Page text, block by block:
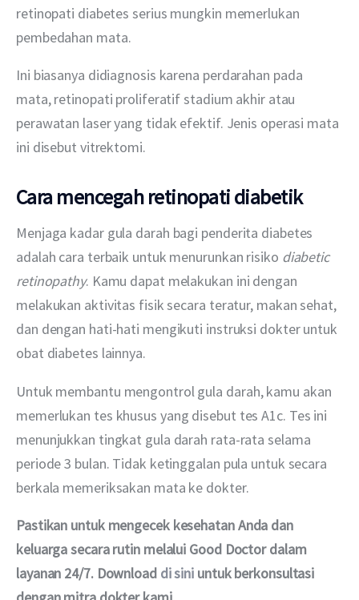
retinopati diabetes serius mungkin memerlukan
pembedahan mata.
Ini biasanya didiagnosis karena perdarahan pada
mata, retinopati proliferatif stadium akhir atau
perawatan laser yang tidak efektif. Jenis operasi mata
ini disebut vitrektomi.
Cara mencegah retinopati diabetik
Menjaga kadar gula darah bagi penderita diabetes
adalah cara terbaik untuk menurunkan risiko diabetic
retinopathy. Kamu dapat melakukan ini dengan
melakukan aktivitas fisik secara teratur, makan sehat,
dan dengan hati-hati mengikuti instruksi dokter untuk
obat diabetes lainnya.
Untuk membantu mengontrol gula darah, kamu akan
memerlukan tes khusus yang disebut tes A1c. Tes ini
menunjukkan tingkat gula darah rata-rata selama
periode 3 bulan. Tidak ketinggalan pula untuk secara
berkala memeriksakan mata ke dokter.
Pastikan untuk mengecek kesehatan Anda dan
keluarga secara rutin melalui Good Doctor dalam
layanan 24/7. Download di sini untuk berkonsultasi